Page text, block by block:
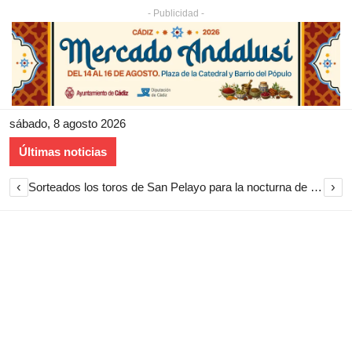
- Publicidad -
sábado, 8 agosto 2026
Últimas noticias
‹ Sorteados los toros de San Pelayo para la nocturna de rejones en El Puerto de Santa María ›